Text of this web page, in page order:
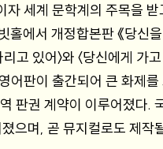
세계 문학계의 주목을
에서 개정합본판 《당신
있어〉와 〈당신에게 가고
어판이 출간되어 큰 화제
판권 계약이 이루어졌다.
으며, 곧 뮤지컬로도 제작